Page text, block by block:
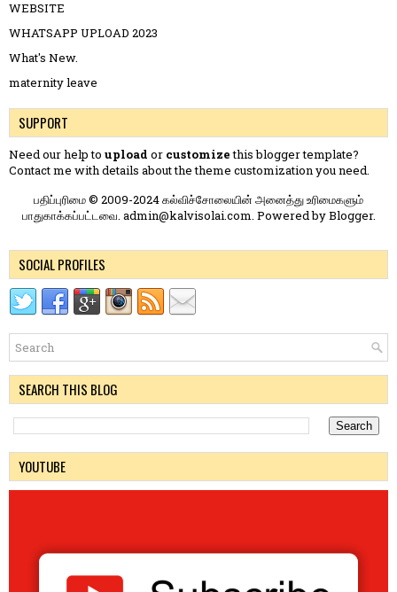
WEBSITE
WHATSAPP UPLOAD 2023
What's New.
maternity leave
SUPPORT
Need our help to upload or customizethis blogger template?
Contact me with details about the theme customization you need.
பதிப்புரிமை © 2009-2024 கல்விச்சோலையின் அனைத்து உரிமைகளும்
பாதுகாக்கப்பட்டவை. admin@kalvisolai.com. Powered byBlogger.
SOCIAL PROFILES
SEARCH THIS BLOG
YOUTUBE